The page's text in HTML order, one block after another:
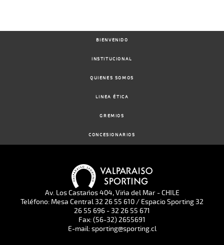
BIENVENIDO
INSTITUCIONAL
QUIENES SOMOS
LINEA ÉTICA
GREMIOS
CONCESIONARIOS
Av. Los Castaños 404, Viña del Mar - CHILE
Teléfono: Mesa Central 32 26 55 610 / Espacio Sporting 32
26 55 696 - 32 26 55 671
Fax: (56-32) 2655691
E-mail: sporting@sporting.cl